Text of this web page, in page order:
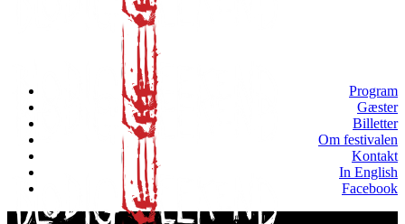
Program
Gæster
Billetter
Om festivalen
Kontakt
In English
Facebook